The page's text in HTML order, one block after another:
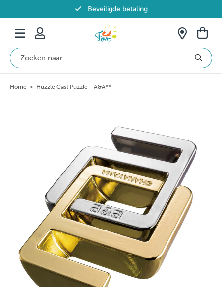
Beveiligde betaling
Gratis verzending vanaf €69 in België
Home > Huzzle Cast Puzzle - A&A**